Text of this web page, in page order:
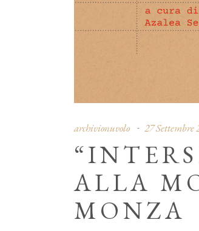
archivionuvolo 27 Settembre
ALLA
MONZA